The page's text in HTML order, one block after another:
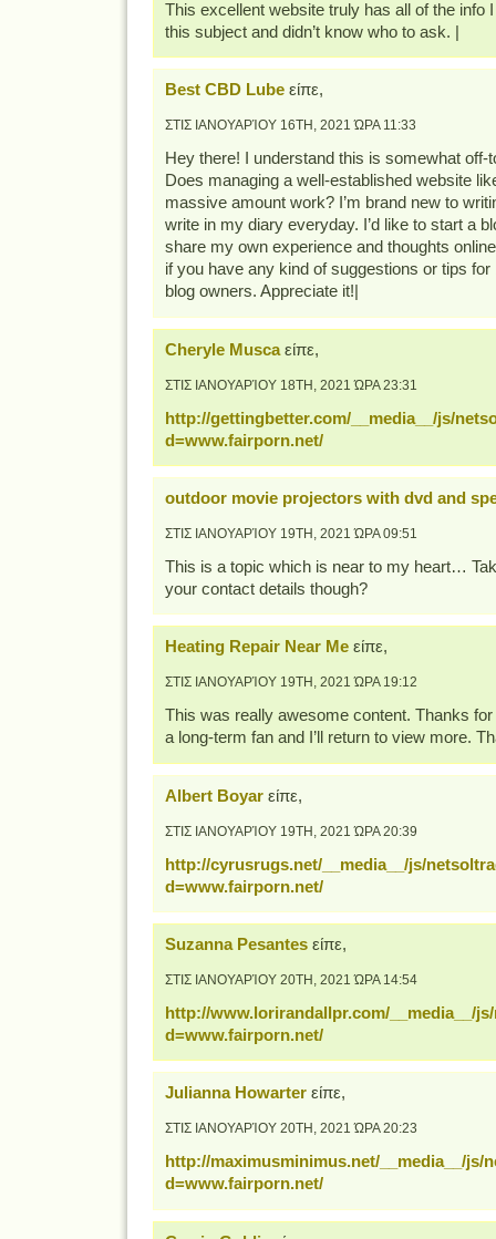
This excellent website truly has all of the info
this subject and didn’t know who to ask. |
Best CBD Lubeείπε,
ΣΤΙΣ ΙΑΝΟΥΑΡΊΟΥ 16TH, 2021 ΏΡΑ 11:33
Hey there! I understand this is somewhat off-
Does managing a well-established website
massive amount work? I’m brand new to
write in my diary everyday. I’d like to start a
share my own experience and thoughts
if you have any kind of suggestions or tips for
blog owners. Appreciate it!|
Cheryle Muscaείπε,
ΣΤΙΣ ΙΑΝΟΥΑΡΊΟΥ 18TH, 2021 ΏΡΑ 23:31
http://gettingbetter.com/__media__/js/
d=www.fairporn.net/
outdoor movie projectors with dvd and
ΣΤΙΣ ΙΑΝΟΥΑΡΊΟΥ 19TH, 2021 ΏΡΑ 09:51
This is a topic which is near to my heart…
your contact details though?
Heating Repair Near Meείπε,
ΣΤΙΣ ΙΑΝΟΥΑΡΊΟΥ 19TH, 2021 ΏΡΑ 19:12
This was really awesome content. Thanks
a long-term fan and I’ll return to view more.
Albert Boyarείπε,
ΣΤΙΣ ΙΑΝΟΥΑΡΊΟΥ 19TH, 2021 ΏΡΑ 20:39
http://cyrusrugs.net/__media__/js/
d=www.fairporn.net/
Suzanna Pesantesείπε,
ΣΤΙΣ ΙΑΝΟΥΑΡΊΟΥ 20TH, 2021 ΏΡΑ 14:54
http://www.lorirandallpr.com/__media__/
d=www.fairporn.net/
Julianna Howarterείπε,
ΣΤΙΣ ΙΑΝΟΥΑΡΊΟΥ 20TH, 2021 ΏΡΑ 20:23
http://maximusminimus.net/__media__/js/
d=www.fairporn.net/